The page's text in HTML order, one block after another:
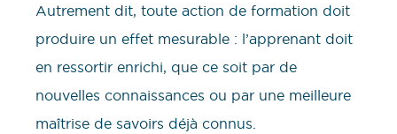
Autrement dit, toute action de formation doit
produire un effet mesurable : l’apprenant doit
en ressortir enrichi, que ce soit par de
nouvelles connaissances ou par une meilleure
maîtrise de savoirs déjà connus.